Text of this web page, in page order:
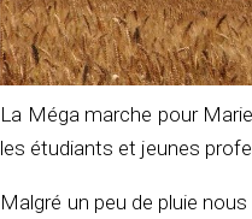
La Méga marche pour
les étudiants et jeunes
Malgré un peu de pluie